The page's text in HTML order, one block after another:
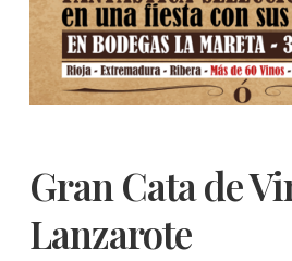
Gran Cata de
Lanzarote